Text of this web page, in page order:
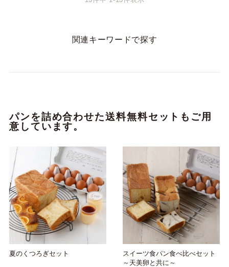
関連キーワードで探す
パンを詰め合わせた送料無料セットもご用
意しています。
夏のくつろぎセット
スイーツ食パン食べ比べセット
～天美卵と共に～